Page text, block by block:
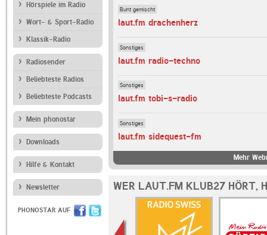
Hörspiele im Radio
Wort- & Sport-Radio
Klassik-Radio
Radiosender
Beliebteste Radios
Beliebteste Podcasts
Mein phonostar
Downloads
Hilfe & Kontakt
Newsletter
PHONOSTAR AUF
Bunt gemischt
laut.fm drachenherz
Sonstiges
laut.fm radio-techno
Sonstiges
laut.fm tobi-s-radio
Sonstiges
laut.fm sidequest-fm
Mehr
WER LAUT.FM KLUB27 HÖRT,